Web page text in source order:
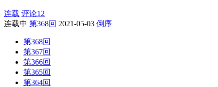
连载 评论12
连载中 第368回 2021-05-03 倒序
第368回
第367回
第366回
第365回
第364回